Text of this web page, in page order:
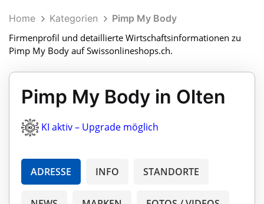
Home Kategorien
Pimp My Body
Firmenprofil und detaillierte Wirtschaftsinformationen zu
Pimp My Body auf Swissonlineshops.ch.
Pimp My Body in Olten
KI aktiv – Upgrade möglich
ADRESSE INFO STANDORTE